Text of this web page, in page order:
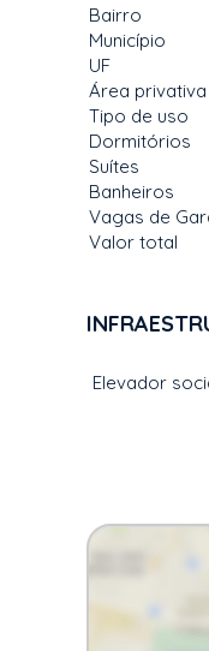
Bairro
Município
UF
Área privativa
Tipo de uso
Dormitórios
Suítes
Banheiros
Vagas de
Valor total
Elevador